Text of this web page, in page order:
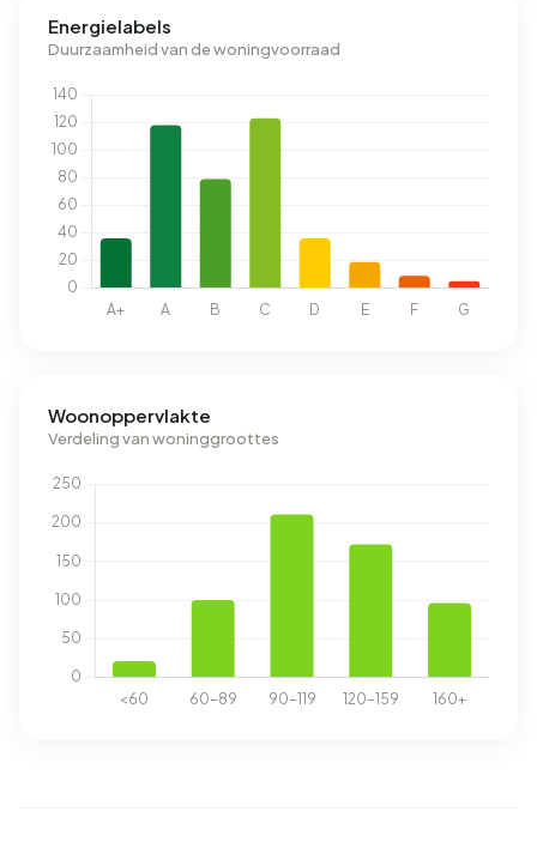
Energielabels
Duurzaamheid van de woningvoorraad
Woonoppervlakte
Verdeling van woninggroottes